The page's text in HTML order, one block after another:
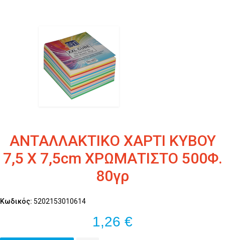
ΑΝΤΑΛΛΑΚΤΙΚΟ ΧΑΡΤΙ ΚΥΒΟΥ
7,5 Χ 7,5cm ΧΡΩΜΑΤΙΣΤΟ 500Φ.
80γρ
Κωδικός: 5202153010614
1,26 €